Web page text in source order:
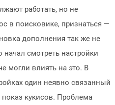
работать, но не
в поисковике, признаться —
дополнения так же не
начал смотреть настройки
могли влиять на это. В
один неявно связанный
кукисов. Проблема